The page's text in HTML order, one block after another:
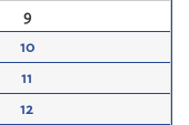
9
10
11
12